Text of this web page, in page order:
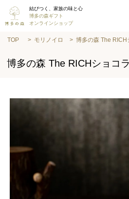
結びつく、家族の味と心
博多の森ギフト
オンラインショップ
TOP モリノイロ 博多の森 The RICH
博多の森 The RICHショコラ